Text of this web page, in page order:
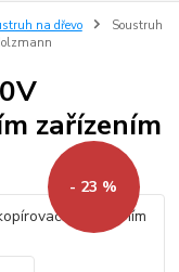
na dřevo
Soustruh
zařízením
- 23 %